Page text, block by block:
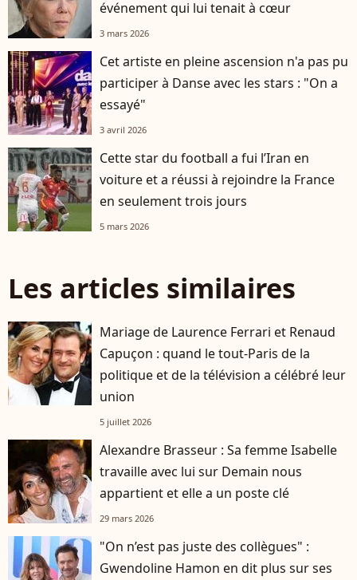
événement qui lui tenait à cœur
3 mars 2026
Cet artiste en pleine ascension n'a pas pu
participer à Danse avec les stars : "On a
essayé"
3 avril 2026
Cette star du football a fui l’Iran en
voiture et a réussi à rejoindre la France
en seulement trois jours
5 mars 2026
Les articles similaires
Mariage de Laurence Ferrari et Renaud
Capuçon : quand le tout-Paris de la
politique et de la télévision a célébré leur
union
5 juillet 2026
Alexandre Brasseur : Sa femme Isabelle
travaille avec lui sur Demain nous
appartient et elle a un poste clé
29 mars 2026
"On n’est pas juste des collègues" :
Gwendoline Hamon en dit plus sur ses